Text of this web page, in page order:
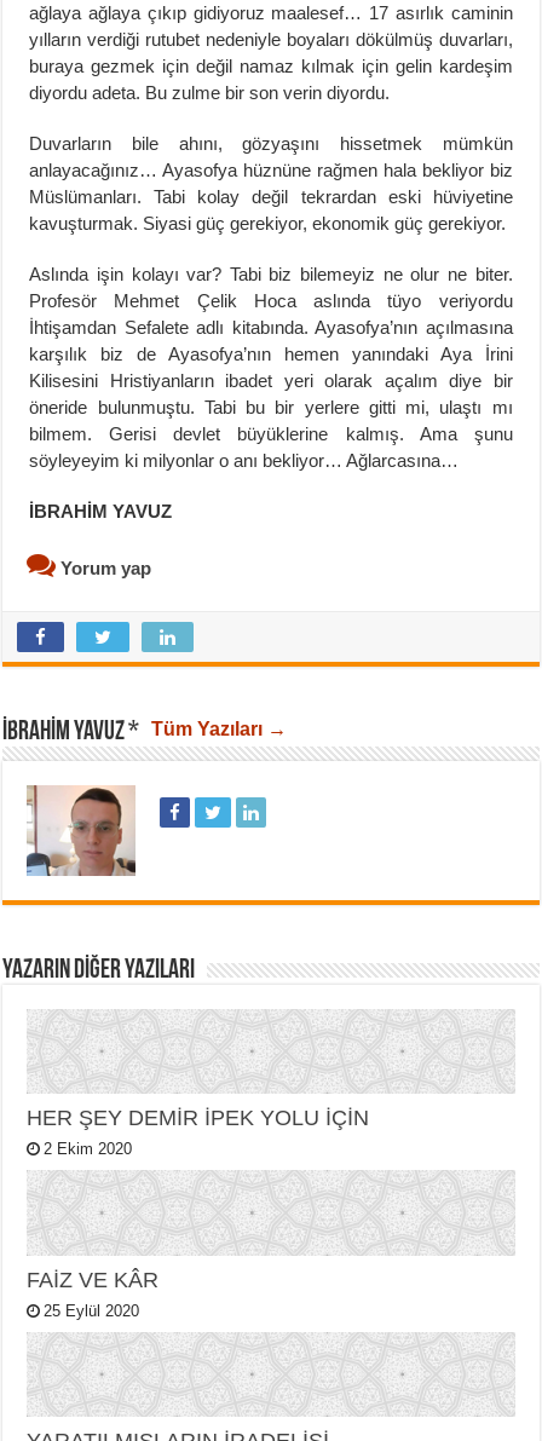
ağlaya ağlaya çıkıp gidiyoruz maalesef… 17 asırlık caminin
yılların verdiği rutubet nedeniyle boyaları dökülmüş duvarları,
buraya gezmek için değil namaz kılmak için gelin kardeşim
diyordu adeta. Bu zulme bir son verin diyordu.
Duvarların bile ahını, gözyaşını hissetmek mümkün
anlayacağınız… Ayasofya hüznüne rağmen hala bekliyor biz
Müslümanları. Tabi kolay değil tekrardan eski hüviyetine
kavuşturmak. Siyasi güç gerekiyor, ekonomik güç gerekiyor.
Aslında işin kolayı var? Tabi biz bilemeyiz ne olur ne biter.
Profesör Mehmet Çelik Hoca aslında tüyo veriyordu
İhtişamdan Sefalete adlı kitabında. Ayasofya’nın açılmasına
karşılık biz de Ayasofya’nın hemen yanındaki Aya İrini
Kilisesini Hristiyanların ibadet yeri olarak açalım diye bir
öneride bulunmuştu. Tabi bu bir yerlere gitti mi, ulaştı mı
bilmem. Gerisi devlet büyüklerine kalmış. Ama şunu
söyleyeyim ki milyonlar o anı bekliyor… Ağlarcasına…
İBRAHİM YAVUZ
Yorum yap
İBRAHIM YAVUZ * Tüm Yazıları →
YAZARIN DIĞER YAZILARI
HER ŞEY DEMİR İPEK YOLU İÇİN
2 Ekim 2020
FAİZ VE KÂR
25 Eylül 2020